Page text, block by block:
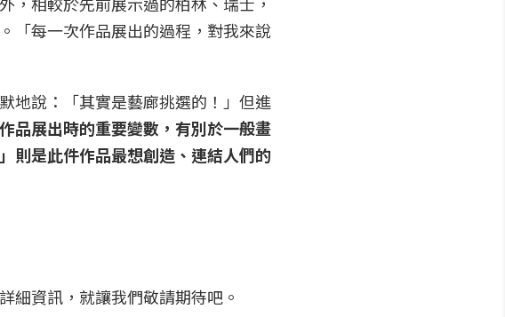
「每一次作品展出的過程，對我來說
地說：「其實是藝廊挑選的！」但進
品展出時的重要變數，有別於一般畫
則是此件作品最想創造、連結人們的
細資訊，就讓我們敬請期待吧。